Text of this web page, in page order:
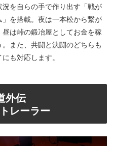
を自らの手で作り出す「戦が
を搭載。夜は一本松から繋が
は峠の鍛冶屋としてお金を稼
また、共闘と決闘のどちらも
も対応します。
外伝
レーラー